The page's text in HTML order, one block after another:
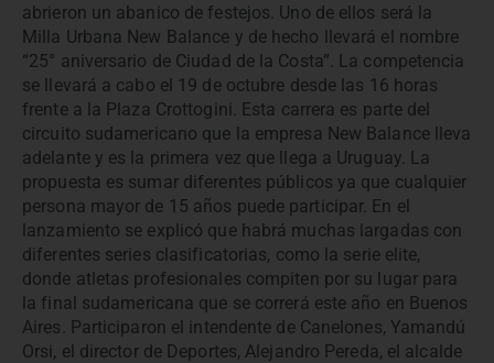
abrieron un abanico de festejos. Uno de ellos será la
Milla Urbana New Balance y de hecho llevará el nombre
“25° aniversario de Ciudad de la Costa”. La competencia
se llevará a cabo el 19 de octubre desde las 16 horas
frente a la Plaza Crottogini. Esta carrera es parte del
circuito sudamericano que la empresa New Balance lleva
adelante y es la primera vez que llega a Uruguay. La
propuesta es sumar diferentes públicos ya que cualquier
persona mayor de 15 años puede participar. En el
lanzamiento se explicó que habrá muchas largadas con
diferentes series clasificatorias, como la serie elite,
donde atletas profesionales compiten por su lugar para
la final sudamericana que se correrá este año en Buenos
Aires. Participaron el intendente de Canelones, Yamandú
Orsi, el director de Deportes, Alejandro Pereda, el alcalde